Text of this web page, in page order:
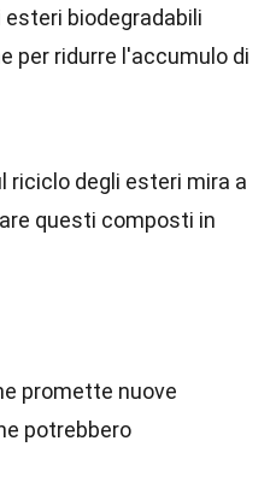
esteri biodegradabili
per ridurre l'accumulo di
riciclo degli esteri mira a
questi composti in
promette nuove
potrebbero